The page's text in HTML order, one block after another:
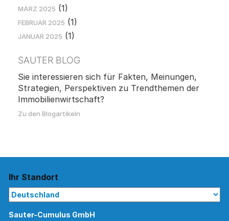
MÄRZ 2025 (1)
FEBRUAR 2025 (1)
JANUAR 2025 (1)
SAUTER BLOG
Sie interessieren sich für Fakten, Meinungen,
Strategien, Perspektiven zu Trendthemen der
Immobilienwirtschaft?
Zu den Blogartikeln
Ihr Standort
Sauter-Cumulus GmbH